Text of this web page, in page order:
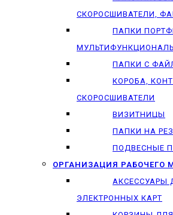
СКОРОСШИВАТЕЛИ,
ПАПКИ
ПАПКИ С
КОРОБА,
СКОРОСШИВАТЕЛИ
ВИЗИТНИЦЫ
ПАПКИ НА
ПОДВЕСНЫЕ
ОРГАНИЗАЦИЯ РАБОЧЕГО
АКСЕССУАРЫ
ЭЛЕКТРОННЫХ КАРТ